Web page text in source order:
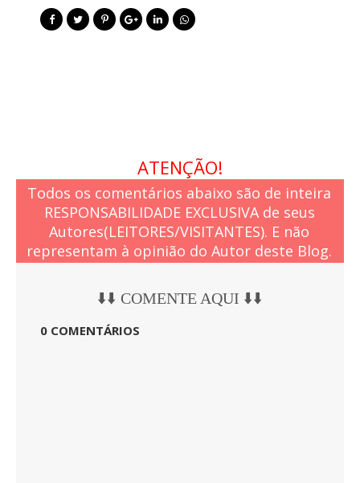
ATENÇÃO!
Todos os comentários abaixo são de inteira
RESPONSABILIDADE EXCLUSIVA de seus
Autores(LEITORES/VISITANTES). E não
representam à opinião do Autor deste Blog.
⬇️⬇️ COMENTE AQUI ⬇️⬇️
0 COMENTÁRIOS